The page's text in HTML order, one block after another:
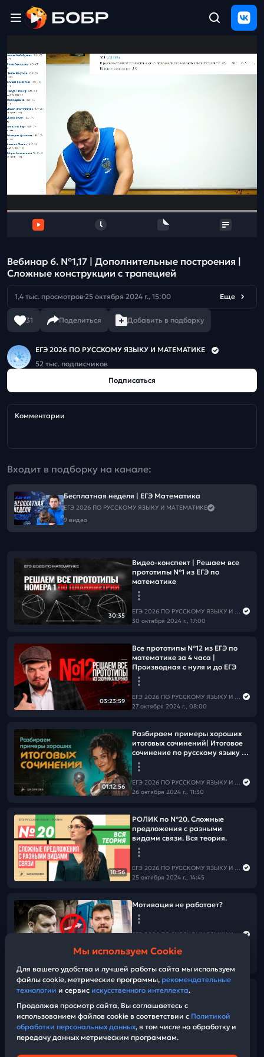
ЩЕЛЧОК
2026
Полезные
материалы
Проверка
сочинений
Тех
и
Вебинар 6. №1,17 | Дополнительные построения |
Сложные конструкции с трапецией
1,4 тыс. просмотров 25 октября 2024 г., 15:00 Еще
31 Поделиться Добавить в подборку
ЕГЭ 2026 ПО РУССКОМУ ЯЗЫКУ И МАТЕМАТИКЕ
52 тыс. подписчиков
Подписаться
Комментарии
Входит в подборку на канале:
Бесплатная неделя | ЕГЭ Математика
ЕГЭ 2026 ПО РУССКОМУ ЯЗЫКУ И МАТЕМАТИКЕ
9 видео
30:35
Видео-конcпект | Решаем все
прототипы №1 из ЕГЭ по
математике
ЕГЭ 2026 ПО РУССКОМУ ЯЗЫКУ И МАТЕМАТИКЕ
30 октября 2024 г., 17:00
03:23:59
Все прототипы №12 из ЕГЭ по
математике за 4 часа |
Производная с нуля и до ЕГЭ
ЕГЭ 2026 ПО РУССКОМУ ЯЗЫКУ И МАТЕМАТИКЕ
27 октября 2024 г., 08:00
01:12:56
Разбираем примеры хороших
итоговых сочинений| Итоговое
сочинение по русскому языку -
2025
ЕГЭ 2026 ПО РУССКОМУ ЯЗЫКУ И МАТЕМАТИКЕ
26 октября 2024 г., 11:30
18:56
РОЛИК по №20. Сложные
предложения с разными
видами связи. Вся теория.
ЕГЭ 2026 ПО РУССКОМУ ЯЗЫКУ И МАТЕМАТИКЕ
25 октября 2024 г., 14:45
06:29
Мотивация не работает?
14:17
РОЛИК по №19.
предложения. Теория.
Мы используем Cookie
Для вашего удобства и лучшей работы сайта мы используем
файлы cookie, метрические программы, рекомендательные
технологии и сервис искусственного интеллекта.
Продолжая просмотр сайта, Вы соглашаетесь с
использованием файлов cookie в соответствии с Политикой
обработки персональных данных, в том числе на обработку и
передачу данных метрическим программам.